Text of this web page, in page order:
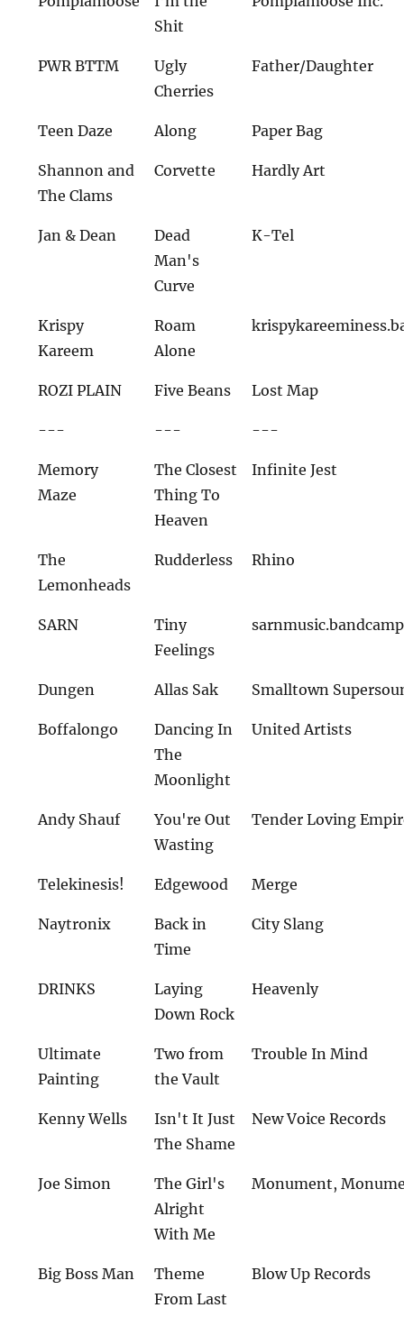
Shit
PWR BTTM
Ugly
Cherries
Father/Daughter
Teen Daze Along Paper Bag
Shannon and
The Clams
Corvette Hardly Art
Jan & Dean
Dead
Man's
Curve
K-Tel
Krispy
Kareem
Roam
Alone
ROZI PLAIN Five Beans Lost Map
--- --- ---
Memory
Maze
The Closest
Thing To
Heaven
Infinite Jest
The
Lemonheads
Rudderless Rhino
SARN
Tiny
Feelings
Dungen Allas Sak Smalltown
Boffalongo
Dancing In
The
Moonlight
United Artists
Andy Shauf
You're Out
Wasting
Tender Loving
Telekinesis! Edgewood Merge
Naytronix
Back in
Time
City Slang
DRINKS
Laying
Down Rock
Heavenly
Ultimate
Painting
Two from
the Vault
Trouble In Mind
Kenny Wells
Isn't It Just
The Shame
New Voice Records
Joe Simon
The Girl's
Alright
With Me
Monument,
Big Boss Man
Theme
From Last
Blow Up Records